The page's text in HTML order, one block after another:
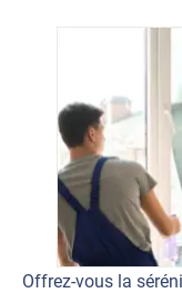
Offrez-vous la